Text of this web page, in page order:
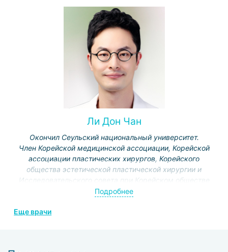
Ли Дон Чан
Окончил Сеульский национальный университет.
Член Корейской медицинской ассоциации, Корейской
ассоциации пластических хирургов, Корейского
общества эстетической пластической хирургии и
Исследовательского совета при Корейском обществе
челюстной пластики.
Подробнее
Еще врачи